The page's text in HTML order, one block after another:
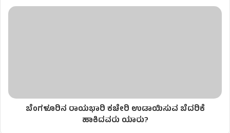
ಬೆಂಗಳೂರಿನ ರಾಯಭಾರಿ ಕಚೇರಿ ಉಡಾಯಿಸುವ ಬೆದರಿಕೆ
ಹಾಕಿದವರು ಯಾರು?